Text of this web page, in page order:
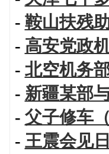
- 鞍山扶残
- 高安党政
- 北空机务
- 新疆某部
- 父子修车
- 王震会见